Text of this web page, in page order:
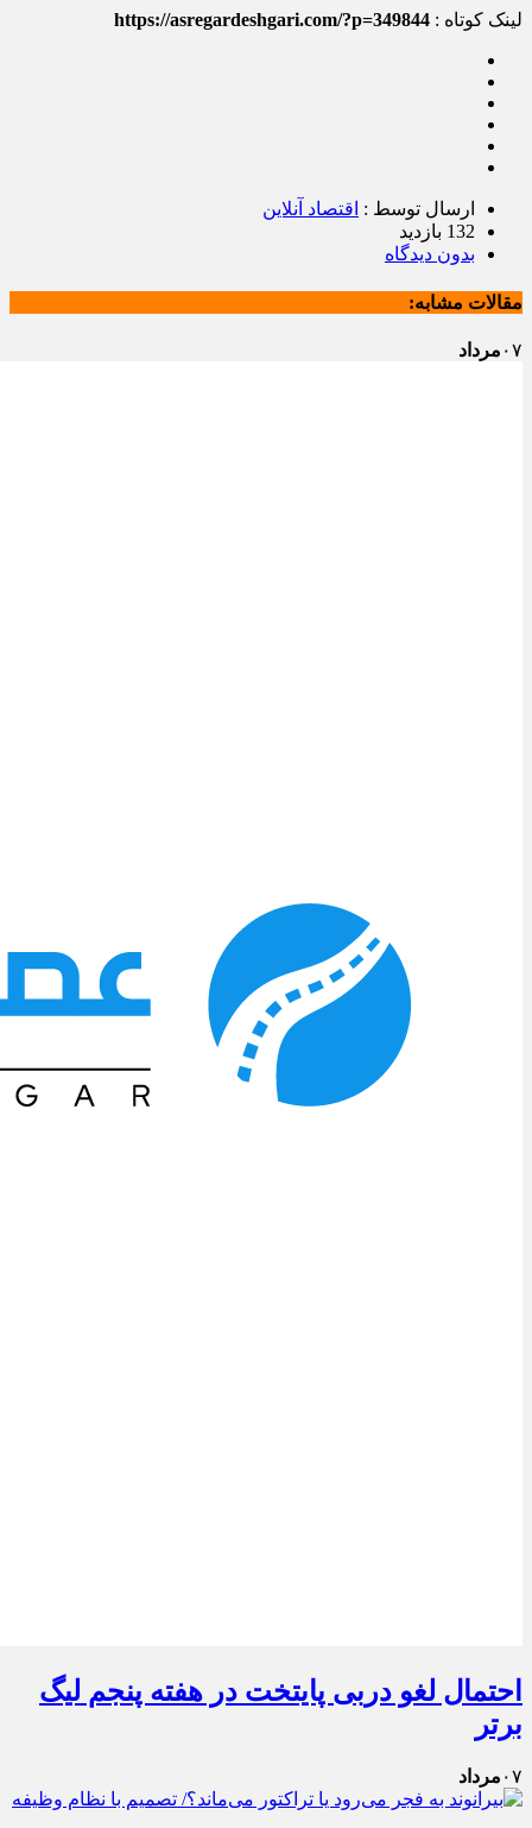
لینک کوتاه : https://asregardeshgari.com/?p=349844
ارسال توسط : اقتصاد آنلاین
132 بازدید
بدون دیدگاه
مقالات مشابه:
۰۷ مرداد
احتمال لغو دربی پایتخت در هفته پنجم لیگ
برتر
۰۷ مرداد